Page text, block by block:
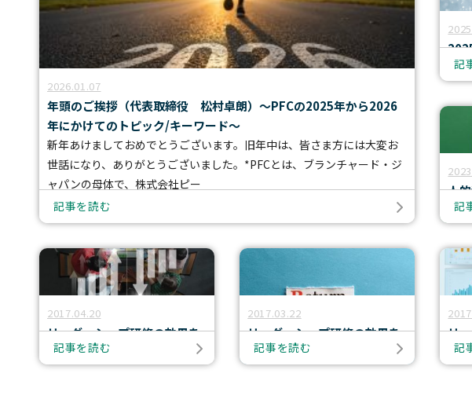
2026.01.07
年頭のご挨拶（代表取締役 松村卓朗）～PFCの2025年から2026
年にかけてのトピック/キーワード～
新年あけましておめでとうございます。旧年中は、皆さま方には大変お
世話になり、ありがとうございました。*PFCとは、ブランチャード・ジ
ャパンの母体で、株式会社ピー
記事を読む
記
人
研
（
記
2017.04.20
リーダーシップ研修の効果を
どう測定するか（その３）
記事を読む
2017.03.22
リーダーシップ研修の効果を
どう測定するか（その２）
記事を読む
リ
ど
記
ブランチャード・ジャパンとは
SLII®.
おすすめ:
カスタム・ソリューション
クライアント企業の組織課題に対して、助言や具体的な事例紹介、また課題に対する解決策をご提
公開講座
認定講師養成講座
チーム
個人
おすすめ:
新任マネージャー
所属する組織の中で研修を実施することが可能です。各種プログラムを組織内で幅広く展開するこ
シニアリーダー
経営層
勇気あるインクルージョン
このプログラムでは、参加者が職場におけるインクルージョンの知識を深め、積極的な提唱者とな
エッセンシャル・モチベーターズ・プログラム
学習者は、中核となる心理的ニーズ、価値観、才能、行動のパターンを特定することで、自分自
コーチング・エッセンシャルズ
カンバセーション・
CourageousInclusion
essential-motivators
leadership-point-of-view
変革に向けて人々を導く
バーチャル・リーダーシップ
おすすめ:
公開講座
公開講座やセミナー・イベントの最新情報をご紹介します。
最新のセミナー
【事例紹介】“やりっぱなし研修”を終わらせる ～北米ホンダの実践に学ぶ、組織全体で定着を促す